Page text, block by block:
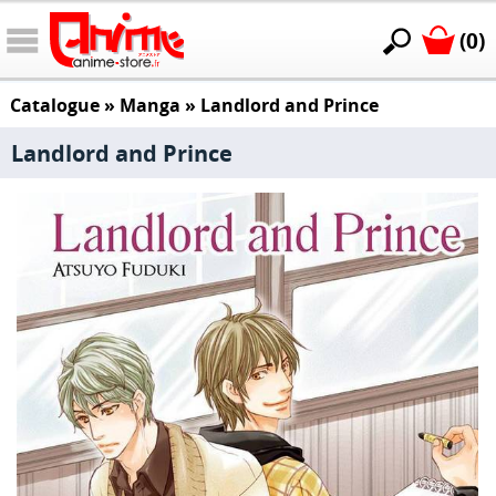
(0)
Catalogue» Manga » Landlord and Prince
Landlord and Prince